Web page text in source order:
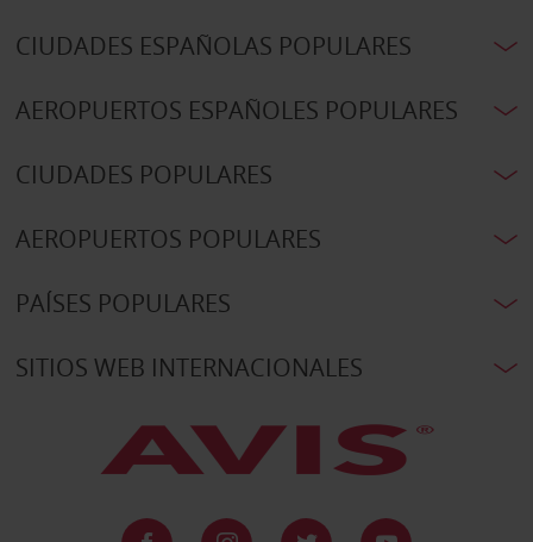
CIUDADES ESPAÑOLAS POPULARES
AEROPUERTOS ESPAÑOLES POPULARES
CIUDADES POPULARES
AEROPUERTOS POPULARES
PAÍSES POPULARES
SITIOS WEB INTERNACIONALES